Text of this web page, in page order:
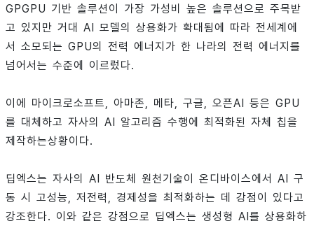
GPGPU 기반 솔루션이 가장 가성비 높은 솔루션으로 주목받
고 있지만 거대 AI 모델의 상용화가 확대됨에 따라 전세계에
서 소모되는 GPU의 전력 에너지가 한 나라의 전력 에너지를
넘어서는 수준에 이르렀다.
이에 마이크로소프트, 아마존, 메타, 구글, 오픈AI 등은 GPU
를 대체하고 자사의 AI 알고리즘 수행에 최적화된 자체 칩을
제작하는상황이다.
딥엑스는 자사의 AI 반도체 원천기술이 온디바이스에서 AI 구
동 시 고성능, 저전력, 경제성을 최적화하는 데 강점이 있다고
강조한다. 이와 같은 강점으로 딥엑스는 생성형 AI를 상용화하